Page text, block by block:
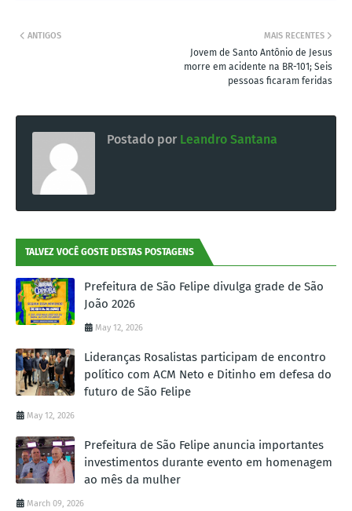
MAIS RECENTES
Jovem de Santo Antônio de Jesus
morre em acidente na BR-101; Seis
pessoas ficaram feridas
ANTIGOS
Postado por Leandro Santana
TALVEZ VOCÊ GOSTE DESTAS POSTAGENS
Prefeitura de São Felipe divulga grade de São
João 2026
May 12, 2026
Lideranças Rosalistas participam de encontro
político com ACM Neto e Ditinho em defesa do
futuro de São Felipe
May 12, 2026
Prefeitura de São Felipe anuncia importantes
investimentos durante evento em homenagem
ao mês da mulher
March 09, 2026